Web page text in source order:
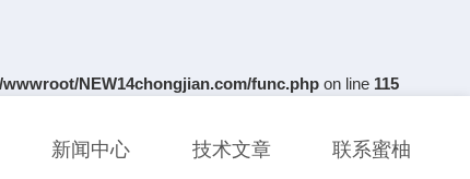
NEW14chongjian.com/func.php on line 115
新闻中心 技术文章
联系蜜柚